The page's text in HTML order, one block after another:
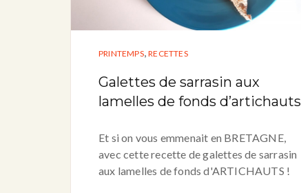
PRINTEMPS,RECETTES
Galettes de sarrasin aux
lamelles de fonds d’artichauts
Et si on vous emmenait en BRETAGNE,
avec cette recette de galettes de sarrasin
aux lamelles de fonds d'ARTICHAUTS !